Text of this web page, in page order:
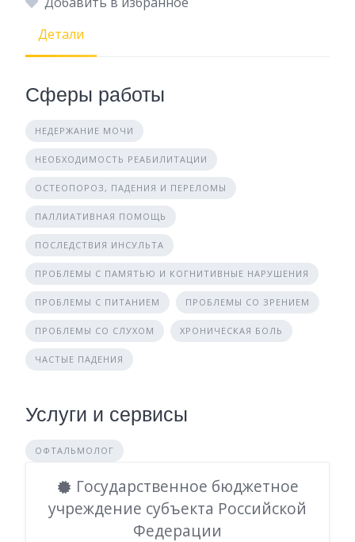
Детали
Сферы работы
НЕДЕРЖАНИЕ МОЧИ
НЕОБХОДИМОСТЬ РЕАБИЛИТАЦИИ
ОСТЕОПОРОЗ, ПАДЕНИЯ И ПЕРЕЛОМЫ
ПАЛЛИАТИВНАЯ ПОМОЩЬ
ПОСЛЕДСТВИЯ ИНСУЛЬТА
ПРОБЛЕМЫ С ПАМЯТЬЮ И КОГНИТИВНЫЕ НАРУШЕНИЯ
ПРОБЛЕМЫ С ПИТАНИЕМ ПРОБЛЕМЫ СО ЗРЕНИЕМ
ПРОБЛЕМЫ СО СЛУХОМ ХРОНИЧЕСКАЯ БОЛЬ
ЧАСТЫЕ ПАДЕНИЯ
Услуги и сервисы
ОФТАЛЬМОЛОГ
Государственное бюджетное
учреждение субъекта Российской
Федерации